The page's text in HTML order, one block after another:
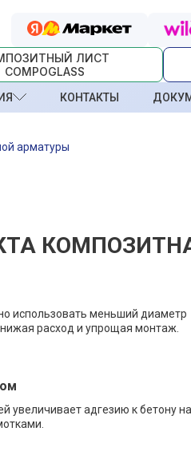
ЛИСТ
COMPOGLASS
КОНТАКТЫ
арматуры
использовать меньший диаметр
расход и упрощая монтаж.
увеличивает адгезию к бетону